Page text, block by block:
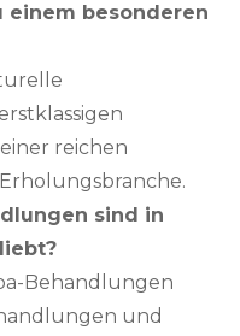
einem besonderen
reichen
sind in
Behandlungen
und